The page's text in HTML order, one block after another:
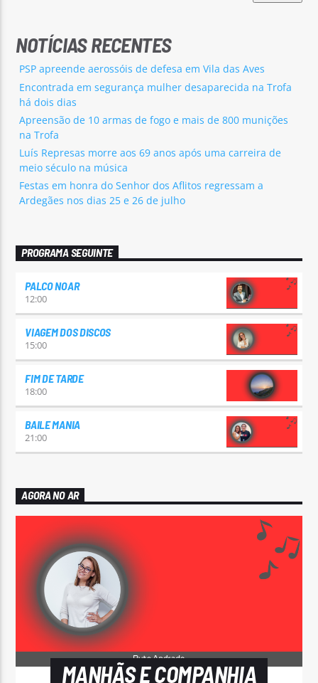
NOTÍCIAS RECENTES
PSP apreende aerossóis de defesa em Vila das Aves
Encontrada em segurança mulher desaparecida na Trofa
há dois dias
Apreensão de 10 armas de fogo e mais de 800 munições
na Trofa
Luís Represas morre aos 69 anos após uma carreira de
meio século na música
Festas em honra do Senhor dos Aflitos regressam a
Ardegães nos dias 25 e 26 de julho
PROGRAMA SEGUINTE
PALCO NOAR
12:00
VIAGEM DOS DISCOS
15:00
FIM DE TARDE
18:00
BAILE MANIA
21:00
AGORA NO AR
MANHÃS E COMPANHIA